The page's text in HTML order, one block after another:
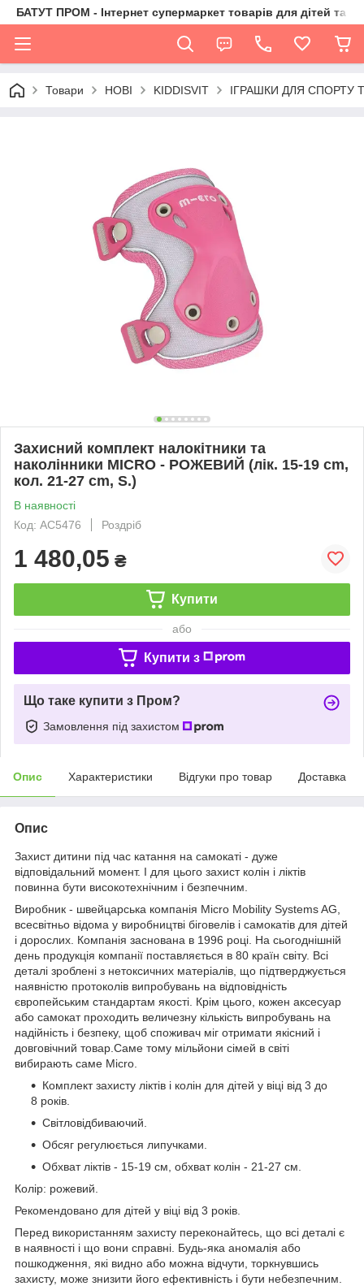
БАТУТ ПРОМ - Інтернет супермаркет товарів для дітей та їх
Товари НОВІ KIDDISVIT ІГРАШКИ ДЛЯ СПОРТУ
Захисний комплект налокітники та
наколінники MICRO - РОЖЕВИЙ (лік. 15-19 сm,
кол. 21-27 сm, S.)
В наявності
Код: AC5476
Роздріб
1 480,05 ₴
Купити
або
Купити з
Що таке купити з Пром?
Замовлення під захистом
Опис Характеристики Відгуки про товар Доставка
Опис
Захист дитини під час катання на самокаті - дуже
відповідальний момент. І для цього захист колін і ліктів
повинна бути високотехнічним і безпечним.
Виробник - швейцарська компанія Micro Mobility Systems AG,
всесвітньо відома у виробництві біговелів і самокатів для дітей
і дорослих. Компанія заснована в 1996 році. На сьогоднішній
день продукція компанії поставляється в 80 країн світу. Всі
деталі зроблені з нетоксичних матеріалів, що підтверджується
наявністю протоколів випробувань на відповідність
європейським стандартам якості. Крім цього, кожен аксесуар
або самокат проходить величезну кількість випробувань на
надійність і безпеку, щоб споживач міг отримати якісний і
довговічний товар.Саме тому мільйони сімей в світі
вибирають саме Micro.
Комплект захисту ліктів і колін для дітей у віці від 3 до
8 років.
Світловідбиваючий.
Обсяг регулюється липучками.
Обхват ліктів - 15-19 см, обхват колін - 21-27 см.
Колір: рожевий.
Рекомендовано для дітей у віці від 3 років.
Перед використанням захисту переконайтесь, що всі деталі є
в наявності і що вони справні. Будь-яка аномалія або
пошкодження, які видно або можна відчути, торкнувшись
захисту, може знизити його ефективність і бути небезпечним.